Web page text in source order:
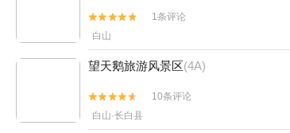


1条评论
白山
望天鹅旅游风景区(4A)


10条评论
白山·长白县